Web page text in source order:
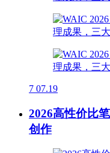
7 07.19
2026高性价比
创作